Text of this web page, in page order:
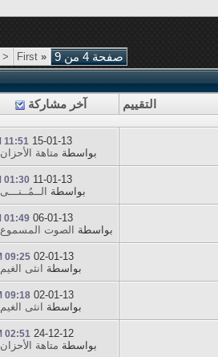
صفحة 4 من 9 «
<
التقييم
آخر مشاركة
15-01-13
11:51 PM
بواسطة متاهة الأحزان
11-01-13
01:30 PM
بواسطة الــمُــنـــى
06-01-13
01:49 PM
بواسطة الصوت المسموع
02-01-13
09:25 AM
بواسطة انثى الغيم
02-01-13
09:18 AM
بواسطة انثى الغيم
24-12-12
02:51 AM
بواسطة متاهة الأحزان